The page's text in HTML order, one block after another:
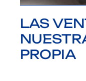
LAS
PROPIA